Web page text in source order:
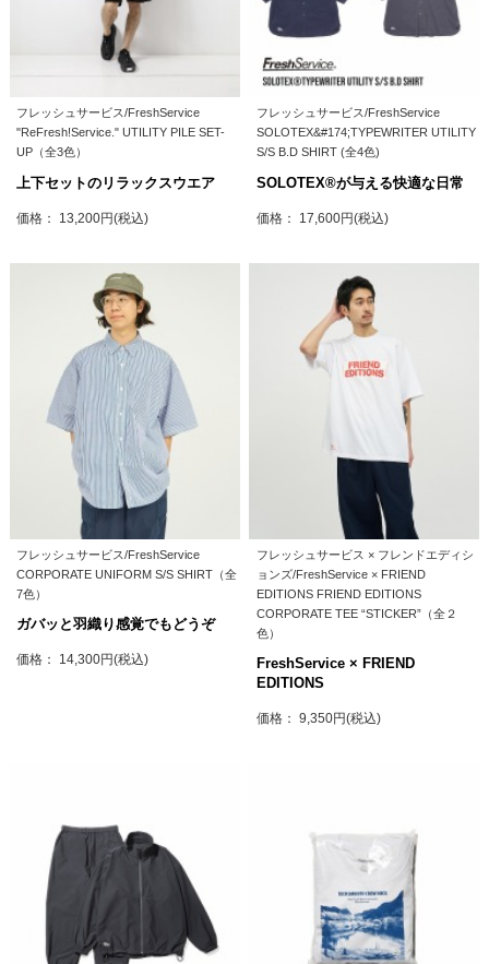
フレッシュサービス/FreshService
"ReFresh!Service." UTILITY PILE SET-
UP（全3色）
上下セットのリラックスウエア
価格： 13,200円(税込)
フレッシュサービス/FreshService
SOLOTEX&#174;TYPEWRITER UTILITY
S/S B.D SHIRT (全4色)
SOLOTEX®が与える快適な日常
価格： 17,600円(税込)
フレッシュサービス/FreshService
CORPORATE UNIFORM S/S SHIRT（全
7色）
ガバッと羽織り感覚でもどうぞ
価格： 14,300円(税込)
フレッシュサービス × フレンドエディシ
ョンズ/FreshService × FRIEND
EDITIONS FRIEND EDITIONS
CORPORATE TEE “STICKER”（全２
色）
FreshService × FRIEND
EDITIONS
価格： 9,350円(税込)